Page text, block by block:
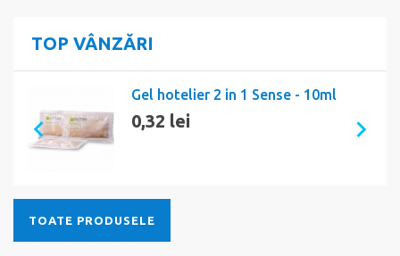
TOP VÂNZĂRI
Gel hotelier 2 in 1 Sense - 10ml
0,32 lei
TOATE PRODUSELE